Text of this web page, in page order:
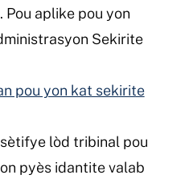
Pou aplike pou yon
Sekirite
pou yon kat sekirite
lòd tribinal pou
pyès idantite valab